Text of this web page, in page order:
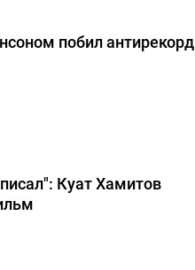
побил антирекорд
Куат Хамитов